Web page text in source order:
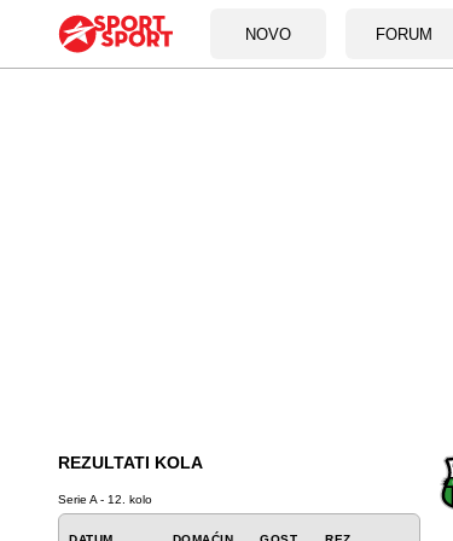
NOVO FORUM
REZULTATI KOLA
Serie A - 12. kolo